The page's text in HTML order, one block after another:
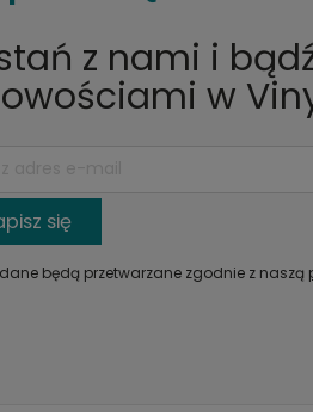
z nami i
w
się
będą przetwarzane zgodnie z naszą